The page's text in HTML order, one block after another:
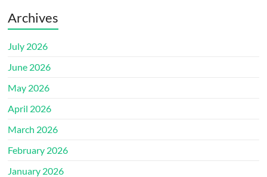
Archives
July 2026
June 2026
May 2026
April 2026
March 2026
February 2026
January 2026